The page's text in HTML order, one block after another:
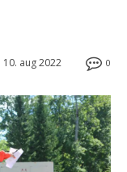
0
10. aug 2022